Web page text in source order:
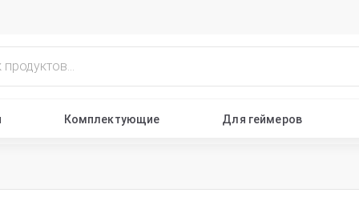
Комплектующие Для геймеров